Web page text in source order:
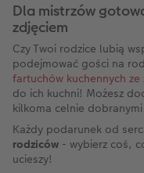
Dla mistrzów
zdjęciem
Czy Twoi rodzice lubią
podejmować gości na
fartuchów kuchennych ze
do ich kuchni! Możesz
kilkoma celnie
Każdy podarunek od
rodziców - wybierz coś,
ucieszy!